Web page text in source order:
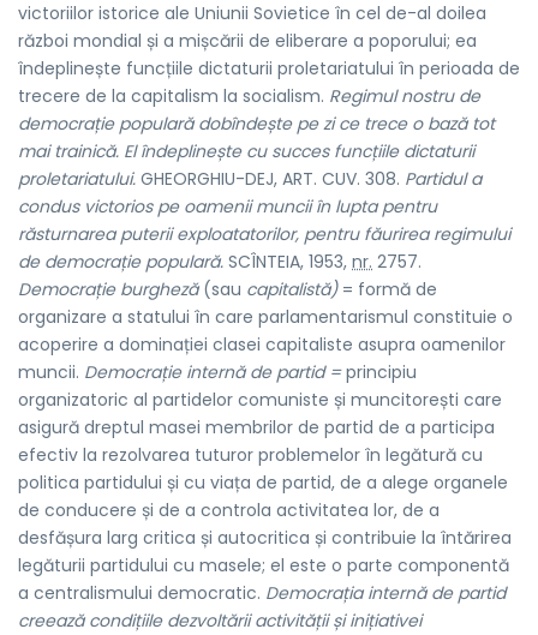
victoriilor istorice ale Uniunii Sovietice în cel de-al doilea
război mondial și a mișcării de eliberare a poporului; ea
îndeplinește funcțiile dictaturii proletariatului în perioada de
trecere de la capitalism la socialism. Regimul nostru de
democrație populară dobîndește pe zi ce trece o bază tot
mai trainică. El îndeplinește cu succes funcțiile dictaturii
proletariatului. GHEORGHIU-DEJ, ART. CUV. 308. Partidul a
condus victorios pe oamenii muncii în lupta pentru
răsturnarea puterii exploatatorilor, pentru făurirea regimului
de democrație populară. SCÎNTEIA, 1953, nr. 2757.
Democrație burgheză(sau capitalistă)= formă de
organizare a statului în care parlamentarismul constituie o
acoperire a dominației clasei capitaliste asupra oamenilor
muncii. Democrație internă de partid =principiu
organizatoric al partidelor comuniste și muncitorești care
asigură dreptul masei membrilor de partid de a participa
efectiv la rezolvarea tuturor problemelor în legătură cu
politica partidului și cu viața de partid, de a alege organele
de conducere și de a controla activitatea lor, de a
desfășura larg critica și autocritica și contribuie la întărirea
legăturii partidului cu masele; el este o parte componentă
a centralismului democratic. Democrația internă de partid
creează condițiile dezvoltării activității și inițiativei